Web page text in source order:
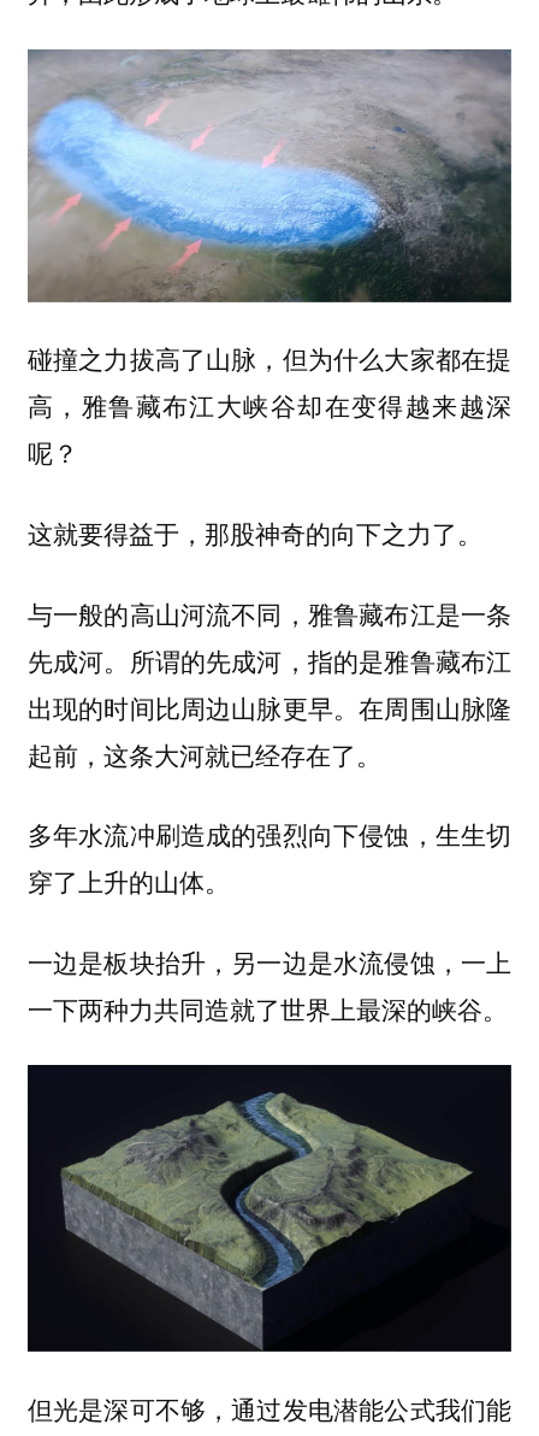
碰撞之力拔高了山脉，但为什么大家都在提
高，雅鲁藏布江大峡谷却在变得越来越深
呢？
这就要得益于，那股神奇的向下之力了。
与一般的高山河流不同，雅鲁藏布江是一条
先成河。所谓的先成河，指的是雅鲁藏布江
出现的时间比周边山脉更早。在周围山脉隆
起前，这条大河就已经存在了。
多年水流冲刷造成的强烈向下侵蚀，生生切
穿了上升的山体。
一边是板块抬升，另一边是水流侵蚀，一上
一下两种力共同造就了世界上最深的峡谷。
但光是深可不够，通过发电潜能公式我们能